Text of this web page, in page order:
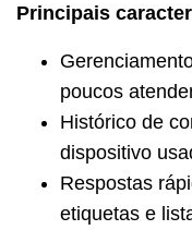
Principais
poucos
Histórico de
dispositivo
Respostas
etiquetas e